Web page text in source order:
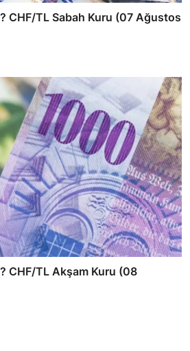
CHF/TL Sabah Kuru (07 Ağustos
CHF/TL Akşam Kuru (08